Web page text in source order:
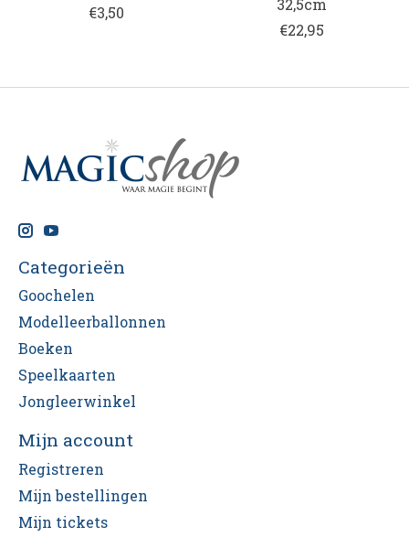
€3,50
€22,95
Categorieën
Goochelen
Modelleerballonnen
Boeken
Speelkaarten
Jongleerwinkel
Mijn account
Registreren
Mijn bestellingen
Mijn tickets